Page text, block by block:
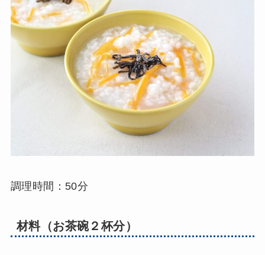
調理時間：50分
材料（お茶碗２杯分）